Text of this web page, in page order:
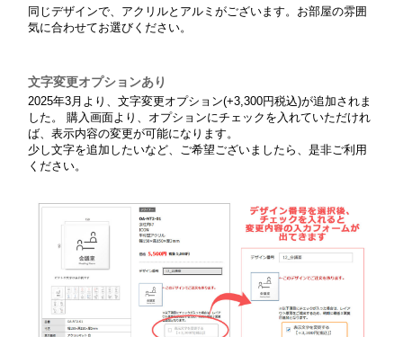
同じデザインで、アクリルとアルミがございます。お部屋の雰囲
気に合わせてお選びください。
文字変更オプションあり
2025年3月より、文字変更オプション(+3,300円税込)が追加されま
した。 購入画面より、オプションにチェックを入れていただけれ
ば、表示内容の変更が可能になります。
少し文字を追加したいなど、ご希望ございましたら、是非ご利用
ください。